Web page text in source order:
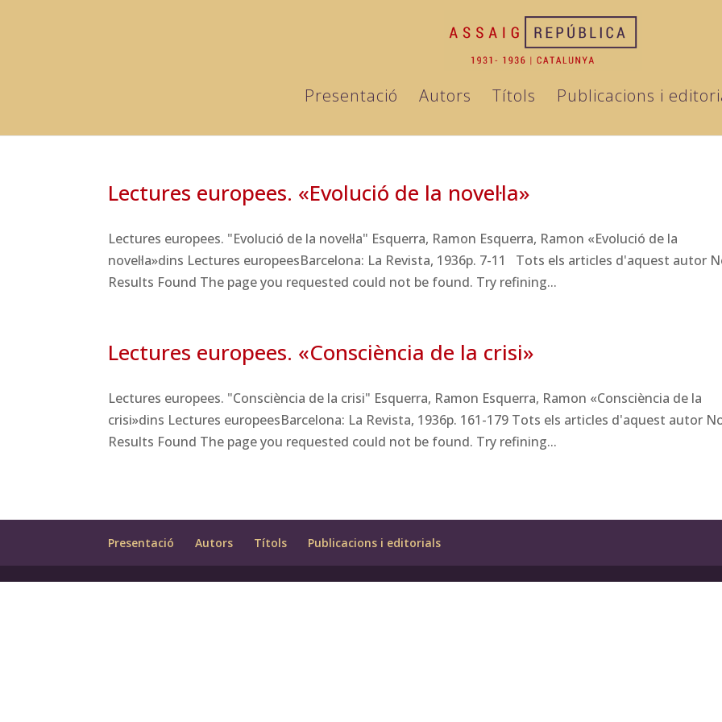
Presentació Autors Títols Publicacions i
Lectures europees. «Evolució de la novel·la»
Lectures europees. "Evolució de la novel·la" Esquerra, Ramon Esquerra, Ramon «Evolució de la
novel·la»dins Lectures europeesBarcelona: La Revista, 1936p. 7-11 Tots els articles d'aquest autor
Results Found The page you requested could not be found. Try refining...
Lectures europees. «Consciència de la crisi»
Lectures europees. "Consciència de la crisi" Esquerra, Ramon Esquerra, Ramon «Consciència de la
crisi»dins Lectures europeesBarcelona: La Revista, 1936p. 161-179 Tots els articles d'aquest autor
Results Found The page you requested could not be found. Try refining...
Presentació Autors Títols Publicacions i editorials